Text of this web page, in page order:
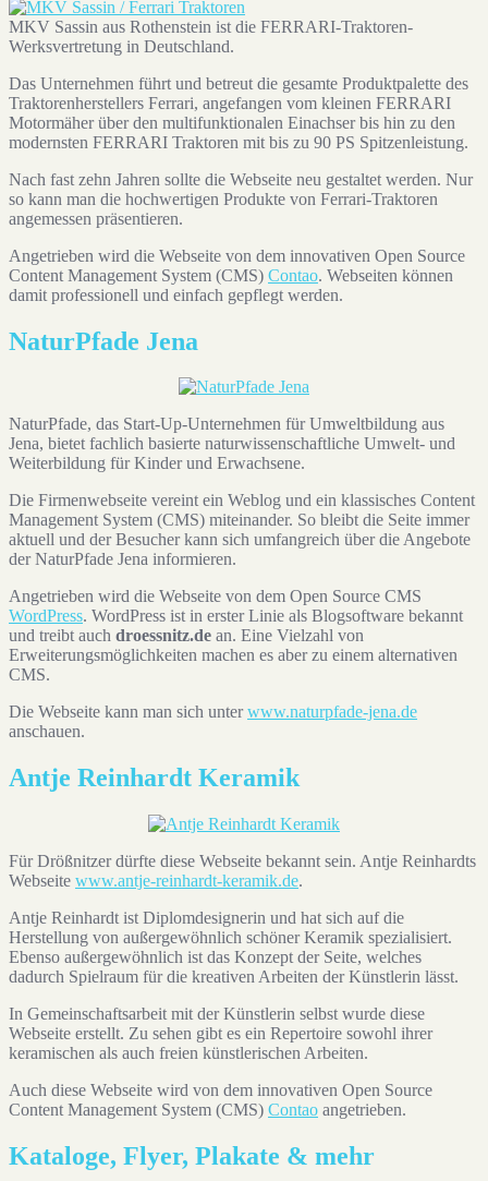
MKV Sassin aus Rothenstein ist die FERRARI-Traktoren-
Werksvertretung in Deutschland.
Das Unternehmen führt und betreut die gesamte Produktpalette des
Traktorenherstellers Ferrari, angefangen vom kleinen FERRARI
Motormäher über den multifunktionalen Einachser bis hin zu den
modernsten FERRARI Traktoren mit bis zu 90 PS Spitzenleistung.
Nach fast zehn Jahren sollte die Webseite neu gestaltet werden. Nur
so kann man die hochwertigen Produkte von Ferrari-Traktoren
angemessen präsentieren.
Angetrieben wird die Webseite von dem innovativen Open Source
Content Management System (CMS) Contao. Webseiten können
damit professionell und einfach gepflegt werden.
NaturPfade Jena
NaturPfade, das Start-Up-Unternehmen für Umweltbildung aus
Jena, bietet fachlich basierte naturwissenschaftliche Umwelt- und
Weiterbildung für Kinder und Erwachsene.
Die Firmenwebseite vereint ein Weblog und ein klassisches Content
Management System (CMS) miteinander. So bleibt die Seite immer
aktuell und der Besucher kann sich umfangreich über die Angebote
der NaturPfade Jena informieren.
Angetrieben wird die Webseite von dem Open Source CMS
WordPress. WordPress ist in erster Linie als Blogsoftware bekannt
und treibt auch droessnitz.de an. Eine Vielzahl von
Erweiterungsmöglichkeiten machen es aber zu einem alternativen
CMS.
Die Webseite kann man sich unterwww.naturpfade-jena.de
anschauen.
Antje Reinhardt Keramik
Für Drößnitzer dürfte diese Webseite bekannt sein. Antje Reinhardts
Webseite www.antje-reinhardt-keramik.de.
Antje Reinhardt ist Diplomdesignerin und hat sich auf die
Herstellung von außergewöhnlich schöner Keramik spezialisiert.
Ebenso außergewöhnlich ist das Konzept der Seite, welches
dadurch Spielraum für die kreativen Arbeiten der Künstlerin lässt.
In Gemeinschaftsarbeit mit der Künstlerin selbst wurde diese
Webseite erstellt. Zu sehen gibt es ein Repertoire sowohl ihrer
keramischen als auch freien künstlerischen Arbeiten.
Auch diese Webseite wird von dem innovativen Open Source
Content Management System (CMS) Contao angetrieben.
Kataloge, Flyer, Plakate & mehr